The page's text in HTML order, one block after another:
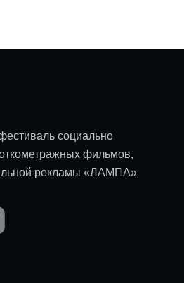
социально
фильмов,
рекламы «ЛАМПА»